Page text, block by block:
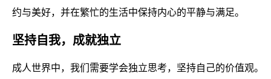
约与美好，并在繁忙的生活中保持内心的平静与满足。
坚持自我，成就独立
成人世界中，我们需要学会独立思考，坚持自己的价值观。